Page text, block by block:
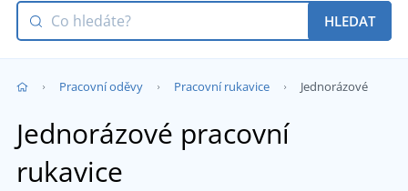
HLEDAT
Pracovní oděvy Pracovní rukavice Jednorázové
Jednorázové pracovní
rukavice